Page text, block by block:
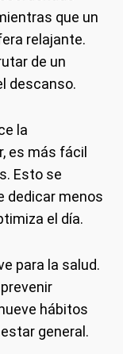
que un
relajante.
de un
descanso.
la
es más fácil
Esto se
dedicar menos
el día.
para la salud.
hábitos
general.